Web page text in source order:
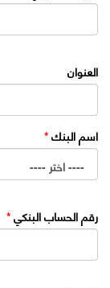
العنوان
اسم البنك *
رقم الحساب البنكي *